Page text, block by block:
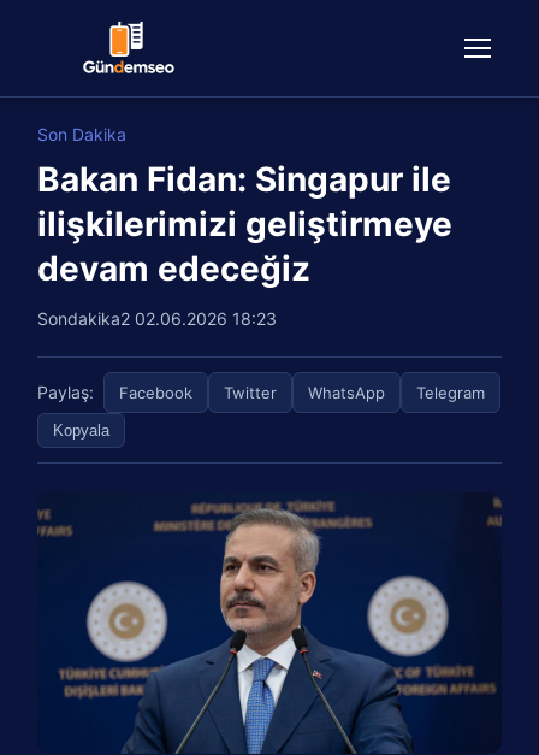
Son Dakika
Bakan Fidan: Singapur ile
ilişkilerimizi geliştirmeye
devam edeceğiz
Sondakika2 02.06.2026 18:23
Paylaş: Facebook Twitter WhatsApp Telegram
Kopyala